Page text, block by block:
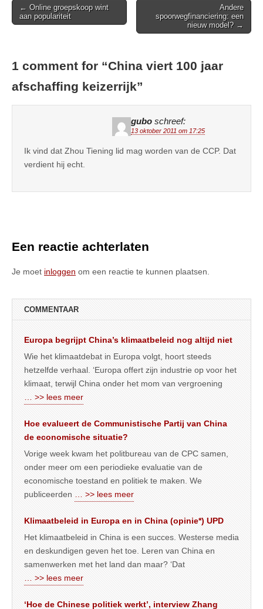
Post
navigation
← Online groepskoop wint
aan populariteit
Andere
spoorwegfinanciering: een
nieuw model? →
1 comment for “China viert 100 jaar
afschaffing keizerrijk”
gubo schreef:
13 oktober 2011 om 17:25
Ik vind dat Zhou Tiening lid mag worden van de CCP. Dat
verdient hij echt.
Een reactie achterlaten
Je moet inloggen om een reactie te kunnen plaatsen.
COMMENTAAR
Europa begrijpt China’s klimaatbeleid nog altijd niet
Wie het klimaatdebat in Europa volgt, hoort steeds
hetzelfde verhaal. ‘Europa offert zijn industrie op voor het
klimaat, terwijl China onder het mom van vergroening
… >> lees meer
Hoe evalueert de Communistische Partij van China
de economische situatie?
Vorige week kwam het politbureau van de CPC samen,
onder meer om een periodieke evaluatie van de
economische toestand en politiek te maken. We
publiceerden … >> lees meer
Klimaatbeleid in Europa en in China (opinie*) UPD
Het klimaatbeleid in China is een succes. Westerse media
en deskundigen geven het toe. Leren van China en
samenwerken met het land dan maar? ‘Dat
… >> lees meer
‘Hoe de Chinese politiek werkt’, interview Zhang